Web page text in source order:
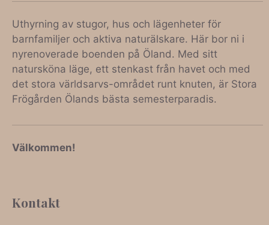
Uthyrning av stugor, hus och lägenheter för
barnfamiljer och aktiva naturälskare. Här bor ni i
nyrenoverade boenden på Öland. Med sitt
natursköna läge, ett stenkast från havet och med
det stora världsarvs-området runt knuten, är Stora
Frögården Ölands bästa semesterparadis.
Välkommen!
Kontakt